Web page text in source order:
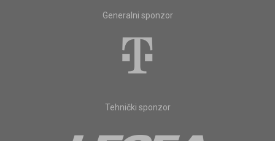
Generalni sponzor
Tehnički sponzor